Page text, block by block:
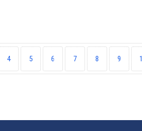
4 5 6 7 8 9